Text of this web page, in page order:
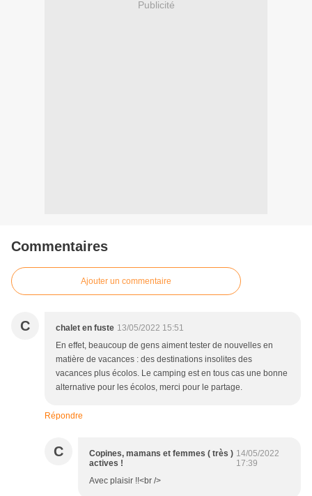
Publicité
Commentaires
Ajouter un commentaire
C chalet en fuste 13/05/2022 15:51
En effet, beaucoup de gens aiment tester de nouvelles en
matière de vacances : des destinations insolites des
vacances plus écolos. Le camping est en tous cas une bonne
alternative pour les écolos, merci pour le partage.
Répondre
C
Copines, mamans et femmes ( très )
actives !
14/05/2022
17:39
Avec plaisir !!<br />